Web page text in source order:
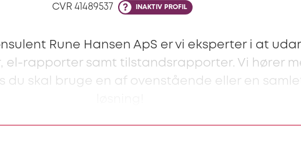
CVR 41489537 INAKTIV PROFIL
Rune Hansen ApS er vi eksperter i at
el-rapporter samt tilstandsrapporter. Vi hører
du skal bruge en af ovenstående eller en